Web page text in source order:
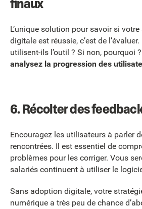
L’unique solution pour savoir si
digitale est réussie, c’est de
utilisent-ils l’outil ? Si non, pourquoi ?
analysez la progression des
6. Récolter des
Encouragez les utilisateurs à parler
rencontrées. Il est essentiel de
problèmes pour les corriger. Vous
salariés continuent à utiliser le
Sans adoption digitale, votre
numérique a très peu de chance